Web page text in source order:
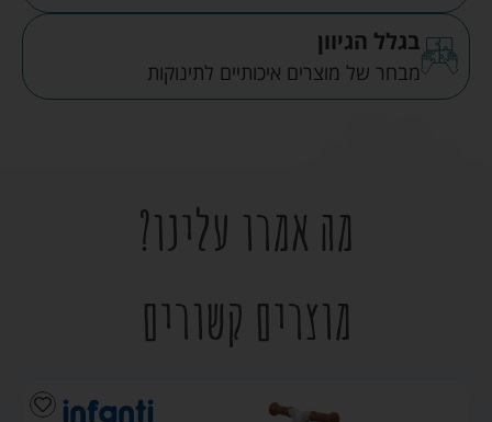
בגלל הגיוון
מבחר של מוצרים איכותיים לתינוקות
מה אמרו עלינו?
מוצרים קשורים